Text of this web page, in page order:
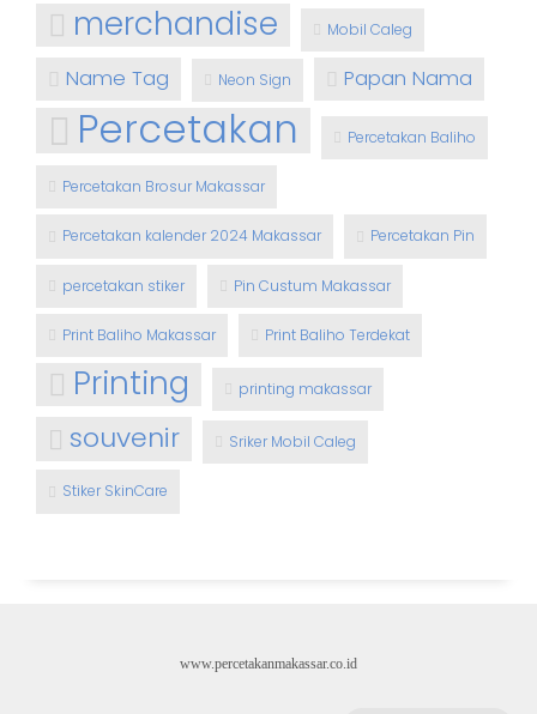
merchandise Mobil Caleg
Name Tag Neon Sign Papan Nama
Percetakan Percetakan Baliho
Percetakan Brosur Makassar
Percetakan kalender 2024 Makassar Percetakan Pin
percetakan stiker Pin Custum Makassar
Print Baliho Makassar Print Baliho Terdekat
Printing printing makassar
souvenir Sriker Mobil Caleg
Stiker SkinCare
www.percetakanmakassar.co.id